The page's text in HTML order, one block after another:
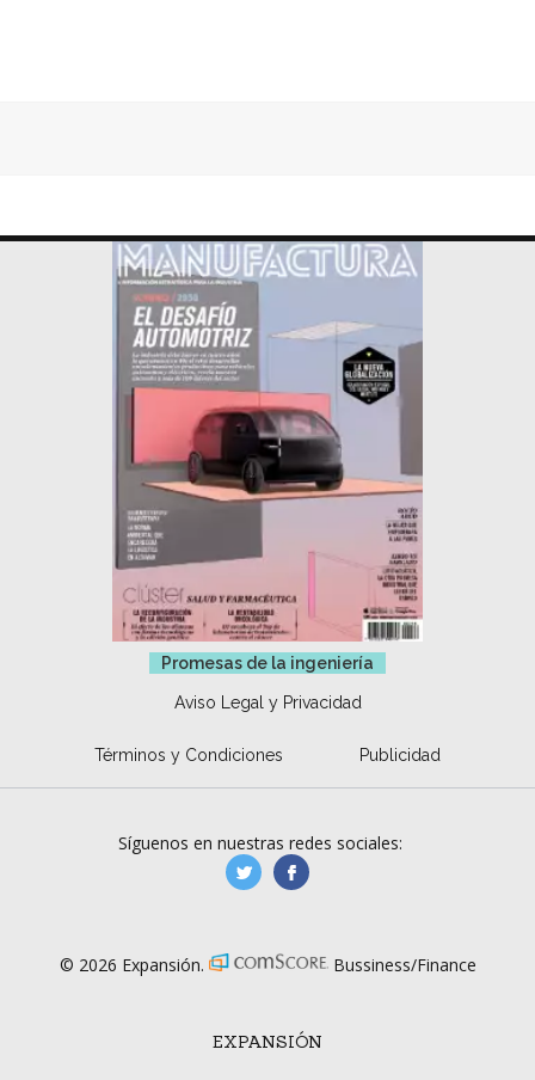
Promesas de la ingeniería
Aviso Legal y Privacidad
Términos y Condiciones Publicidad
EXPANSIÓN
Síguenos en nuestras redes sociales:
manufacturaGE
© 2026 Expansión. Bussiness/Finance